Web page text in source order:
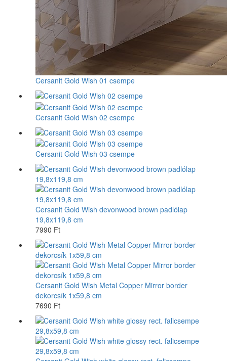
Cersanit Gold Wish 01 csempe
Cersanit Gold Wish 02 csempe
Cersanit Gold Wish 03 csempe
Cersanit Gold Wish devonwood brown padlólap
19,8x119,8 cm
7990 Ft
Cersanit Gold Wish Metal Copper Mirror border
dekorcsík 1x59,8 cm
7690 Ft